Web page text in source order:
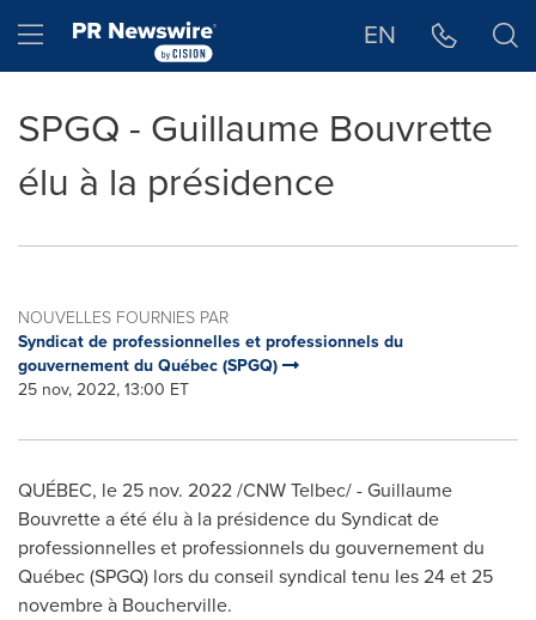
Hamburger menu EN
SPGQ - Guillaume Bouvrette
élu à la présidence
NOUVELLES FOURNIES PAR
Syndicat de professionnelles et professionnels du
gouvernement du Québec (SPGQ)
25 nov, 2022, 13:00 ET
QUÉBEC, le25 nov. 2022/CNW Telbec/ -Guillaume
Bouvrettea été élu à la présidence du Syndicat de
professionnelles et professionnels du gouvernement du
Québec (SPGQ) lors du conseil syndical tenu les 24 et 25
novembre à Boucherville.